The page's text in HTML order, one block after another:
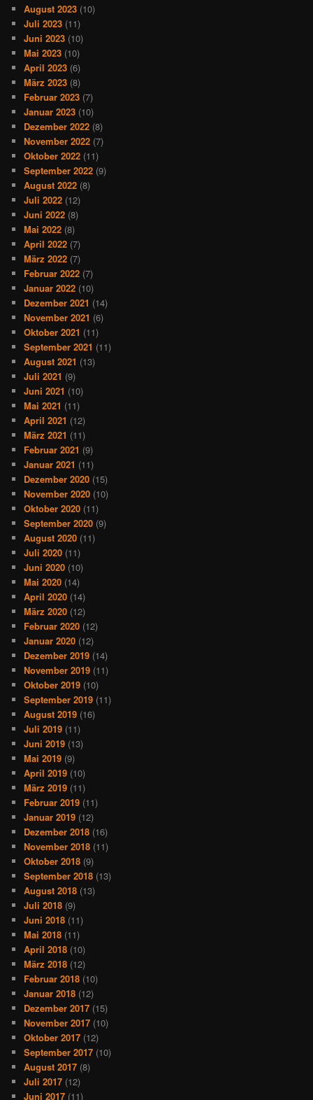
August 2023 (10)
Juli 2023 (11)
Juni 2023 (10)
Mai 2023 (10)
April 2023 (6)
März 2023 (8)
Februar 2023 (7)
Januar 2023 (10)
Dezember 2022 (8)
November 2022 (7)
Oktober 2022 (11)
September 2022 (9)
August 2022 (8)
Juli 2022 (12)
Juni 2022 (8)
Mai 2022 (8)
April 2022 (7)
März 2022 (7)
Februar 2022 (7)
Januar 2022 (10)
Dezember 2021 (14)
November 2021 (6)
Oktober 2021 (11)
September 2021 (11)
August 2021 (13)
Juli 2021 (9)
Juni 2021 (10)
Mai 2021 (11)
April 2021 (12)
März 2021 (11)
Februar 2021 (9)
Januar 2021 (11)
Dezember 2020 (15)
November 2020 (10)
Oktober 2020 (11)
September 2020 (9)
August 2020 (11)
Juli 2020 (11)
Juni 2020 (10)
Mai 2020 (14)
April 2020 (14)
März 2020 (12)
Februar 2020 (12)
Januar 2020 (12)
Dezember 2019 (14)
November 2019 (11)
Oktober 2019 (10)
September 2019 (11)
August 2019 (16)
Juli 2019 (11)
Juni 2019 (13)
Mai 2019 (9)
April 2019 (10)
März 2019 (11)
Februar 2019 (11)
Januar 2019 (12)
Dezember 2018 (16)
November 2018 (11)
Oktober 2018 (9)
September 2018 (13)
August 2018 (13)
Juli 2018 (9)
Juni 2018 (11)
Mai 2018 (11)
April 2018 (10)
März 2018 (12)
Februar 2018 (10)
Januar 2018 (12)
Dezember 2017 (15)
November 2017 (10)
Oktober 2017 (12)
September 2017 (10)
August 2017 (8)
Juli 2017 (12)
Juni 2017 (11)